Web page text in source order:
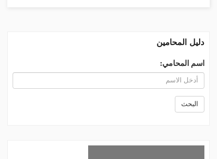
دليل المحامين
اسم المحامي:
البحث